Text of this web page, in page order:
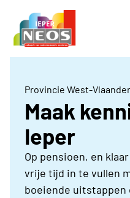
Provincie West-
Maak
Ieper
Op pensioen, en
vrije tijd in te vullen
boeiende uitstappen